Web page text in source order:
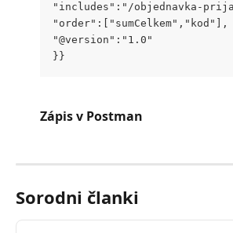
"includes":"/objednavka-
"order":["sumCelkem","kod"],
"@version":"1.0"
}}
Zápis v Postman
Sorodni članki